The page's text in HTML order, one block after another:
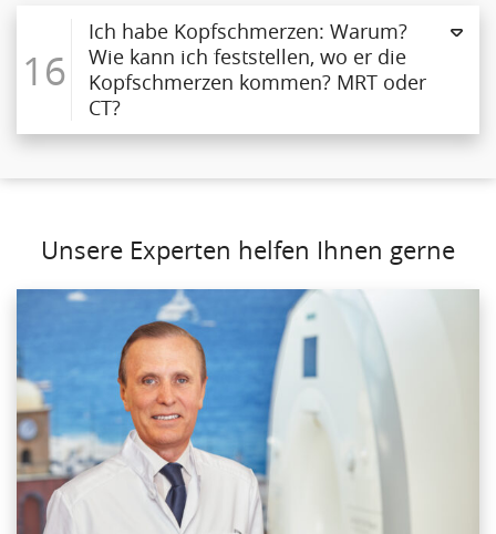
16
Ich habe Kopfschmerzen: Warum?
Wie kann ich feststellen, wo er die
Kopfschmerzen kommen? MRT oder
CT?
Unsere Experten helfen Ihnen gerne